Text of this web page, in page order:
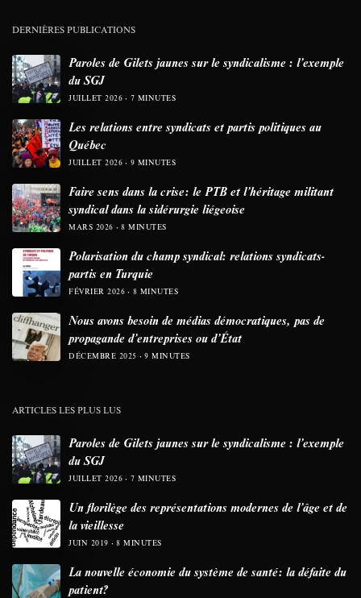
DERNIÈRES PUBLICATIONS
Paroles de Gilets jaunes sur le syndicalisme : l’exemple
du SGJ
JUILLET 2026 7 MINUTES
Les relations entre syndicats et partis politiques au
Québec
JUILLET 2026 9 MINUTES
Faire sens dans la crise: le PTB et l’héritage militant
syndical dans la sidérurgie liégeoise
MARS 2026 8 MINUTES
Polarisation du champ syndical: relations syndicats-
partis en Turquie
FÉVRIER 2026 8 MINUTES
Nous avons besoin de médias démocratiques, pas de
propagande d’entreprises ou d’État
DÉCEMBRE 2025 9 MINUTES
ARTICLES LES PLUS LUS
Paroles de Gilets jaunes sur le syndicalisme : l’exemple
du SGJ
JUILLET 2026 7 MINUTES
Un florilège des représentations modernes de l’âge et de
la vieillesse
JUIN 2019 8 MINUTES
La nouvelle économie du système de santé: la défaite du
patient?